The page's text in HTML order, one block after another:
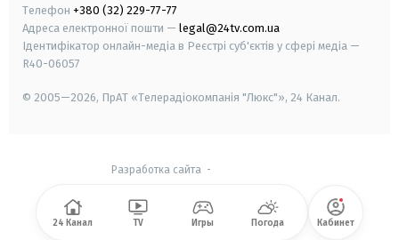
Телефон +380 (32) 229-77-77
Адреса електронної пошти — legal@24tv.com.ua
Ідентифікатор онлайн-медіа в Реєстрі суб'єктів у сфері медіа —
R40-06057
© 2005—2026, ПрАТ «Телерадіокомпанія "Люкс"», 24 Канал.
Разработка сайта -
24 Канал TV Игры Погода Кабинет